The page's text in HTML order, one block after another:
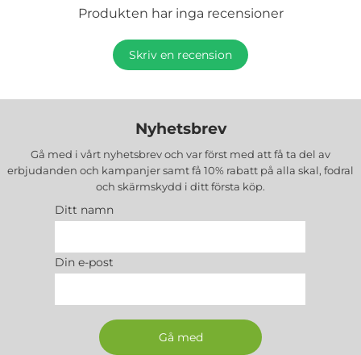
Produkten har inga recensioner
Skriv en recension
Nyhetsbrev
Gå med i vårt nyhetsbrev och var först med att få ta del av
erbjudanden och kampanjer samt få 10% rabatt på alla skal, fodral
och skärmskydd i ditt första köp.
Ditt namn
Din e-post